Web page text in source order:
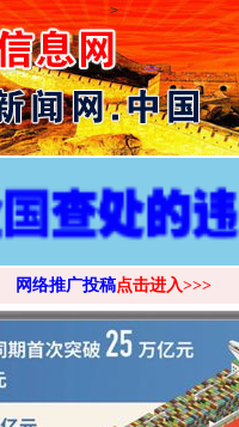
>
网络推广投稿点击进入>>>